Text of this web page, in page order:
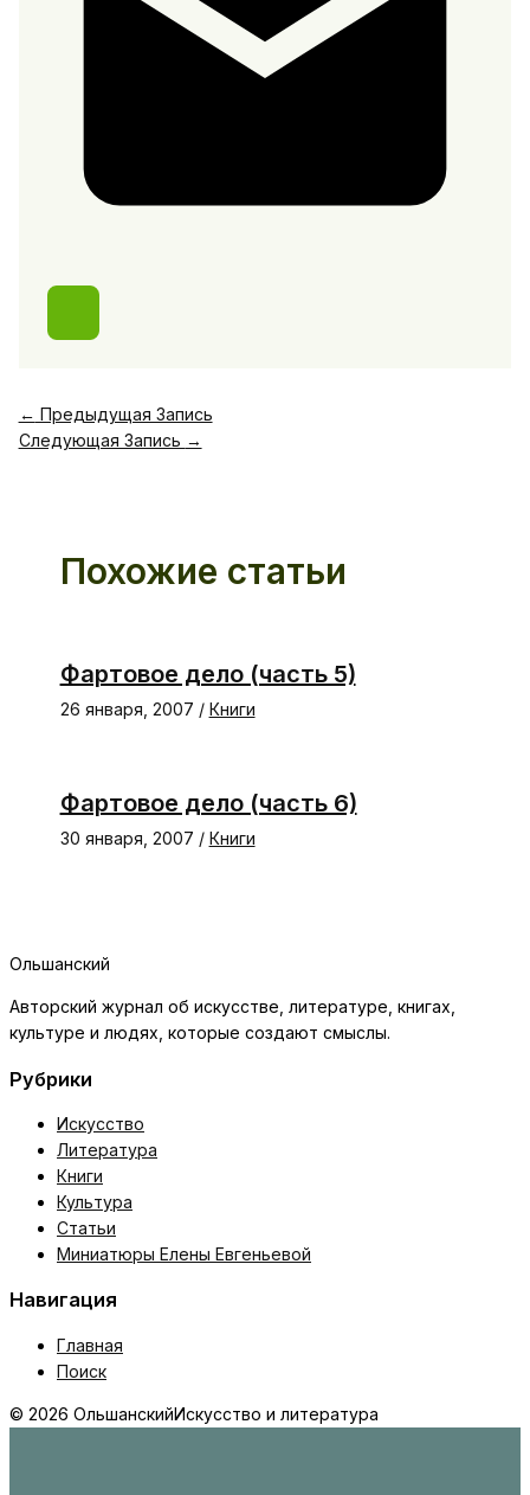
← Предыдущая Запись
Следующая Запись →
Похожие статьи
Фартовое дело (часть 5)
26 января, 2007 / Книги
Фартовое дело (часть 6)
30 января, 2007 / Книги
Ольшанский
Авторский журнал об искусстве, литературе, книгах,
культуре и людях, которые создают смыслы.
Рубрики
Искусство
Литература
Книги
Культура
Статьи
Миниатюры Елены Евгеньевой
Навигация
Главная
Поиск
© 2026 ОльшанскийИскусство и литература